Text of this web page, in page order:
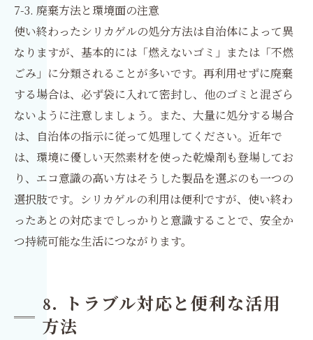
7-3. 廃棄方法と環境面の注意
使い終わったシリカゲルの処分方法は自治体によって異
なりますが、基本的には「燃えないゴミ」または「不燃
ごみ」に分類されることが多いです。再利用せずに廃棄
する場合は、必ず袋に入れて密封し、他のゴミと混ざら
ないように注意しましょう。また、大量に処分する場合
は、自治体の指示に従って処理してください。近年で
は、環境に優しい天然素材を使った乾燥剤も登場してお
り、エコ意識の高い方はそうした製品を選ぶのも一つの
選択肢です。シリカゲルの利用は便利ですが、使い終わ
ったあとの対応までしっかりと意識することで、安全か
つ持続可能な生活につながります。
8. トラブル対応と便利な活用
方法